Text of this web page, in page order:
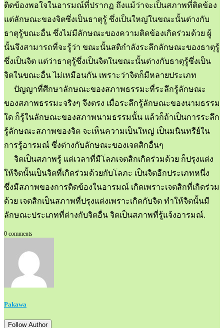
ติดข้องพอใจในอารมณ์ที่ปรากฏ ถึงแม้ว่าจะเป็นสภาพที่ติดข้อง
แต่ลักษณะของจิตซึ่งเป็นธาตุรู้ ซึ่งเป็นใหญ่ในขณะนั้นต่างกับ
ธาตุรู้ขณะอื่น ซึ่งไม่มีลักษณะของความติดข้องเกิดร่วมด้วย ผู้
นั้นจึงสามารถที่จะรู้ว่า ขณะนั้นสติกำลังระลึกลักษณะของธาตุรู้
ซึ่งเป็นจิต แต่ว่าธาตุรู้ซึ่งเป็นจิตในขณะนั้นต่างกับธาตุรู้ซึ่งเป็น
จิตในขณะอื่น ไม่เหมือนกัน เพราะว่าจิตก็มีหลายประเภท
ปัญญาที่ศึกษาลักษณะของสภาพธรรมะที่ระลึกรู้ลักษณะ
ของสภาพธรรมะจริงๆ จึงตรง เมื่อระลึกรู้ลักษณะของนามธรรม
ใด ก็รู้ในลักษณะของสภาพนามธรรมนั้น แล้วก็ถ้าเป็นการระลึก
รู้ลักษณะสภาพของจิต จะเห็นความเป็นใหญ่ เป็นมนินทรีย์ใน
การรู้อารมณ์ ซึ่งต่างกับลักษณะของเจตสิกอื่นๆ
จิตเป็นสภาพรู้ แต่เวลาที่มีโลภเจตสิกเกิดร่วมด้วย ก็ปรุงแต่ง
ให้จิตนั้นเป็นจิตที่เกิดร่วมด้วยกับโลภะ เป็นจิตอีกประเภทหนึ่ง
ซึ่งมีสภาพของการติดข้องในอารมณ์ เกิดเพราะเจตสิกที่เกิดร่วม
ด้วย เจตสิกเป็นสภาพที่ปรุงแต่งเพราะเกิดกับจิต ทำให้จิตนั้นมี
ลักษณะประเภทที่ต่างกับจิตอื่น จิตเป็นสภาพที่รู้แจ้งอารมณ์.
0 comments
Pakawa
Follow Author